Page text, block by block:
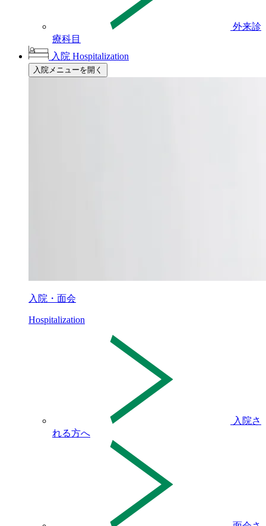
外来診
療科目
入院 Hospitalization
入院メニューを開く
入院・面会
Hospitalization
入院さ
れる方へ